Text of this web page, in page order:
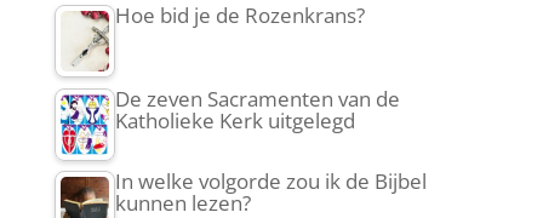
Hoe bid je de Rozenkrans?
De zeven Sacramenten van de
Katholieke Kerk uitgelegd
In welke volgorde zou ik de Bijbel
kunnen lezen?